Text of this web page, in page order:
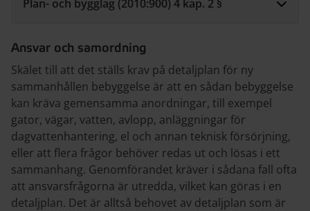
Plan- och bygglag (2010:900) 4 kap. 2 §
Ansvar och samordning
Skälet till att det ställs krav på detaljplan för ny
sammanhållen bebyggelse är att en sådan bebyggelse
kan kräva gemensamma anordningar, till exempel
gator, vägar, vatten, avlopp, anläggningar för
dagvattenhantering, el och annan teknisk försörjning,
eller att flera frågor behöver redas ut och lösas i ett
sammanhang. Genomförandet kräver i sådana fall ofta
att ansvarsfrågorna är utredda, vilket kan göras i en
detaljplan. Det är alltså behovet av detaljplan som är